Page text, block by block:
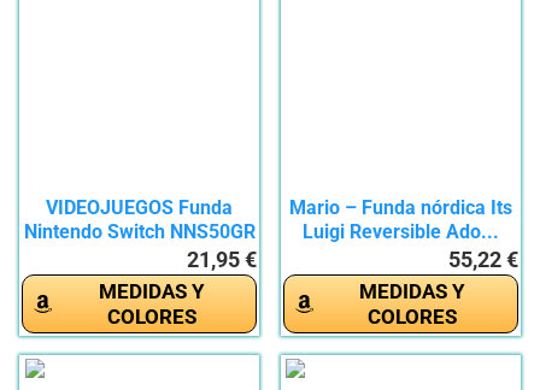
VIDEOJUEGOS Funda
Nintendo Switch NNS50GR
21,95 €
MEDIDAS Y
COLORES
Mario – Funda nórdica Its
Luigi Reversible Ado...
55,22 €
MEDIDAS Y
COLORES